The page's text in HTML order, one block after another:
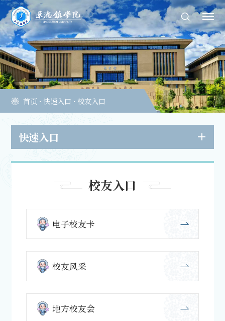
首页 · 快速入口 ·校友入口
快速入口
校友入口
电子校友卡
校友风采
地方校友会